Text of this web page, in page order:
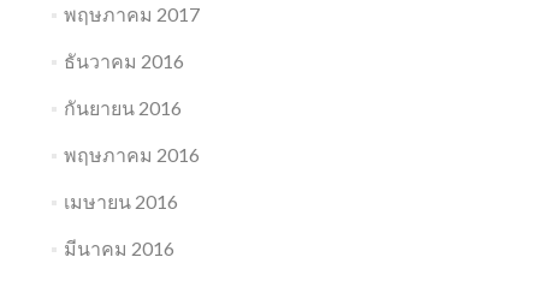
พฤษภาคม 2017
ธันวาคม 2016
กันยายน 2016
พฤษภาคม 2016
เมษายน 2016
มีนาคม 2016